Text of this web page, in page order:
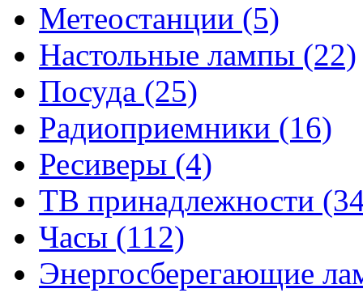
Метеостанции (5)
Настольные лампы (22)
Посуда (25)
Радиоприемники (16)
Ресиверы (4)
ТВ принадлежности
Часы (112)
Энергосберегающие